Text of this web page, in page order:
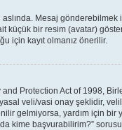
Mesaj
küçük bir resim (avatar)
için kayıt olmanız önerilir.
Protection Act of 1998,
veli/vasi onay şeklidir,
gelmiyorsa, yardım için
kime başvurabilirim?”